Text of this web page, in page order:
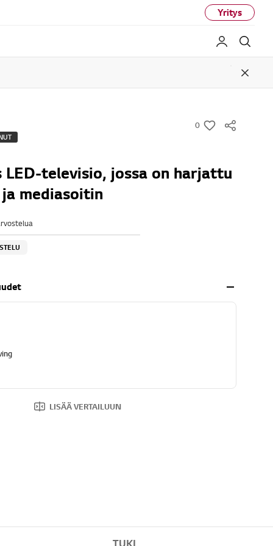
Yritys
My LG
Close
0
w
h
LED-televisio, jossa on harjattu
mediasoitin
LISÄÄ VERTAILUUN